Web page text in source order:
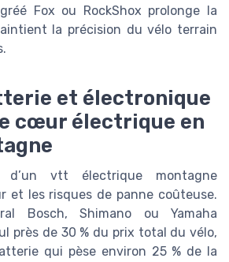
Fox ou RockShox prolonge la
la précision du vélo terrain
et électronique
cœur électrique en
vtt électrique montagne
et les risques de panne coûteuse.
Bosch, Shimano ou Yamaha
près de 30 % du prix total du vélo,
qui pèse environ 25 % de la